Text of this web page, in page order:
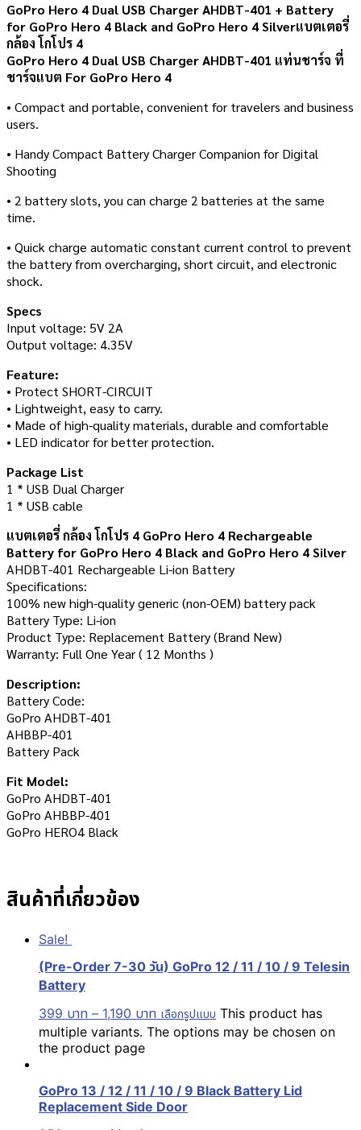
GoPro Hero 4 Dual USB Charger AHDBT-401 + Battery
for GoPro Hero 4 Black and GoPro Hero 4 Silverแบตเตอรี่
กล้อง โกโปร 4
GoPro Hero 4 Dual USB Charger AHDBT-401 แท่นชาร์จ ที่
ชาร์จแบต For GoPro Hero 4
• Compact and portable, convenient for travelers and business
users.
• Handy Compact Battery Charger Companion for Digital
Shooting
• 2 battery slots, you can charge 2 batteries at the same
time.
• Quick charge automatic constant current control to prevent
the battery from overcharging, short circuit, and electronic
shock.
Specs
Input voltage: 5V 2A
Output voltage: 4.35V
Feature:
• Protect SHORT-CIRCUIT
• Lightweight, easy to carry.
• Made of high-quality materials, durable and comfortable
• LED indicator for better protection.
Package List
1 * USB Dual Charger
1 * USB cable
แบตเตอรี่ กล้อง โกโปร 4 GoPro Hero 4 Rechargeable
Battery for GoPro Hero 4 Black and GoPro Hero 4 Silver
AHDBT-401 Rechargeable Li-ion Battery
Specifications:
100% new high-quality generic (non-OEM) battery pack
Battery Type: Li-ion
Product Type: Replacement Battery (Brand New)
Warranty: Full One Year ( 12 Months )
Description:
Battery Code:
GoPro AHDBT-401
AHBBP-401
Battery Pack
Fit Model:
GoPro AHDBT-401
GoPro AHBBP-401
GoPro HERO4 Black
สินค้าที่เกี่ยวข้อง
Sale!
(Pre-Order 7-30 วัน) GoPro 12 / 11 / 10 / 9 Telesin
Battery
399 บาท – 1,190 บาท เลือกรูปแบบ This product has
multiple variants. The options may be chosen on
the product page
GoPro 13 / 12 / 11 / 10 / 9 Black Battery Lid
Replacement Side Door